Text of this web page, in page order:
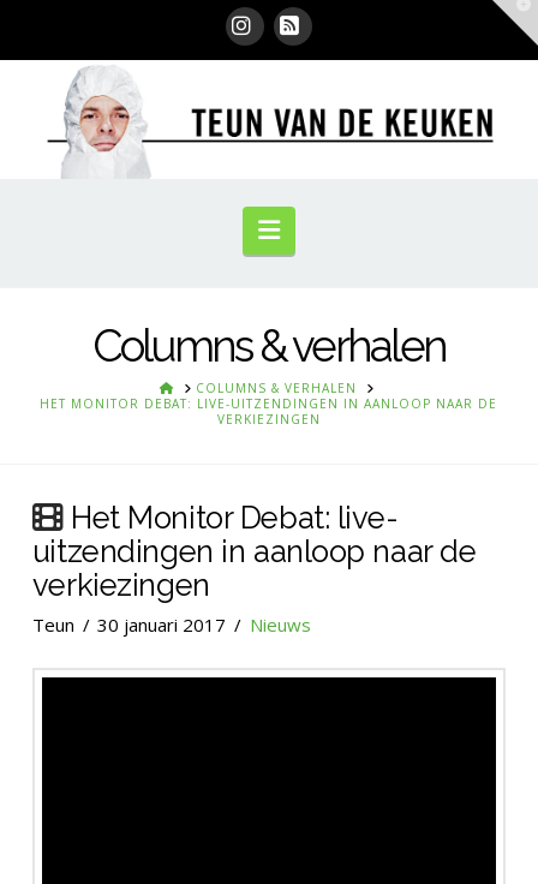
Instagram
RSS
Navigation
Columns & verhalen
HOMECOLUMNS & VERHALEN
HET MONITOR DEBAT: LIVE-UITZENDINGEN IN AANLOOP NAAR DE
VERKIEZINGEN
Het Monitor Debat: live-
uitzendingen in aanloop naar de
verkiezingen
Teun 30 januari 2017 Nieuws